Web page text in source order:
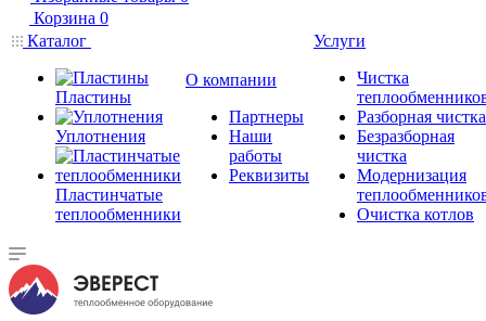
Корзина 0
Каталог
Пластины
Уплотнения
Пластинчатые
теплообменники
О компании
Партнеры
Наши
работы
Реквизиты
Услуги
Чистка
Разборная чистка
Безразборная
чистка
Модернизация
Очистка котлов